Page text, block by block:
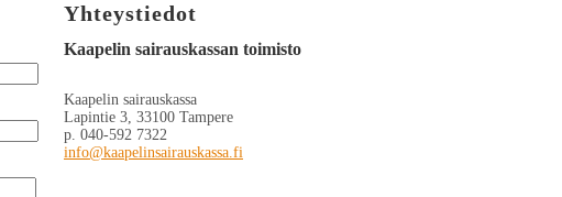
Yhteystiedot
Kaapelin sairauskassan toimisto
Kaapelin sairauskassa
Lapintie 3, 33100 Tampere
p. 040-592 7322
info@kaapelinsairauskassa.fi